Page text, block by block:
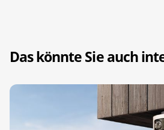
Das könnte Sie auch